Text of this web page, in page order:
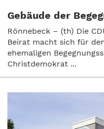
Gebäude der
Rönnebeck – (th) Die
Beirat macht sich für
ehemaligen
Christdemokrat ...